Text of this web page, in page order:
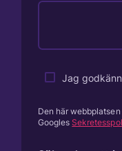
Jag
Den här
Googles